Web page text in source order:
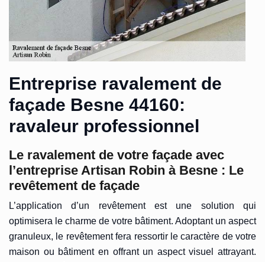
Entreprise ravalement de
façade Besne 44160:
ravaleur professionnel
Le ravalement de votre façade avec
l’entreprise Artisan Robin à Besne : Le
revêtement de façade
L’application d’un revêtement est une solution qui
optimisera le charme de votre bâtiment. Adoptant un aspect
granuleux, le revêtement fera ressortir le caractère de votre
maison ou bâtiment en offrant un aspect visuel attrayant.